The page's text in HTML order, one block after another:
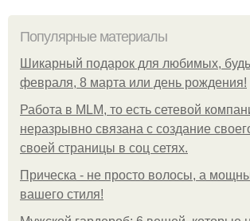
Популярные материалы
Шикарный подарок для любимых,
февраля, 8 марта или день рождения!
Работа в MLM, то есть сетевой
неразрывно связана с создание
своей страницы в соц сетях.
Прическа - не просто волосы, а
вашего стиля!